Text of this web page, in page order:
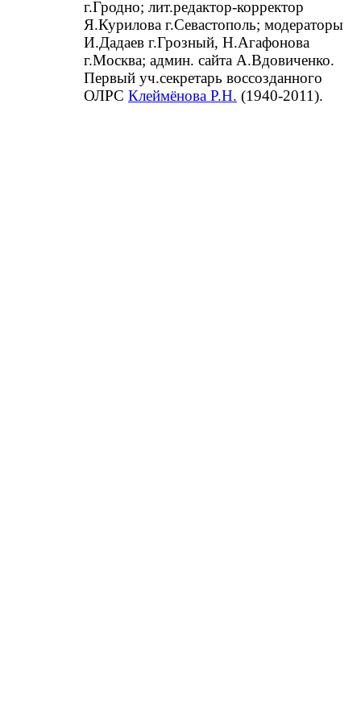
г.Гродно; лит.редактор-корректор
Я.Курилова г.Севастополь; модераторы
И.Дадаев г.Грозный, Н.Агафонова
г.Москва; админ. сайта А.Вдовиченко.
Первый уч.секретарь воссозданного
ОЛРС Клеймёнова Р.Н. (1940-2011).